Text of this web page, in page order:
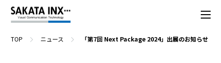
TOP ニュース 「第7回 Next Package 2024」出展のお知らせ